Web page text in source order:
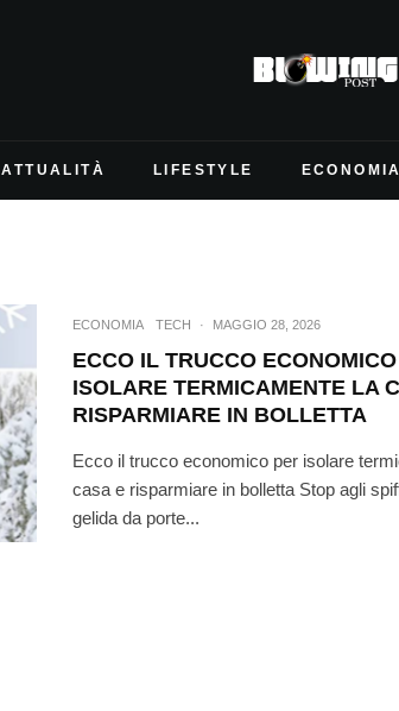
ATTUALITÀ LIFESTYLE ECONOMIA
ECONOMIA TECH · MAGGIO 28, 2026
ECCO IL TRUCCO
ISOLARE TERMICAMENTE LA
RISPARMIARE IN BOLLETTA
Ecco il trucco economico per isolare
casa e risparmiare in bolletta Stop agli
gelida da porte...